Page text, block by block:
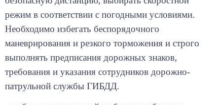
режим в соответствии с погодными условиями.
Необходимо избегать беспорядочного
маневрирования и резкого торможения и строго
выполнять предписания дорожных знаков,
требования и указания сотрудников дорожно-
патрульной службы ГИБДД.